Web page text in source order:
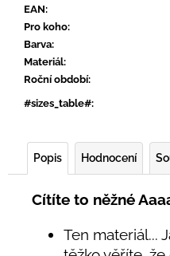
EAN:
Pro koho:
Barva:
Materiál:
Roční období:
#sizes_table#:
Popis Hodnocení
Cítíte to něžné
Ten materiál...